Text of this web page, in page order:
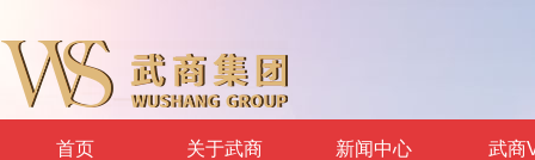
首页 关于武商 新闻中心 武商